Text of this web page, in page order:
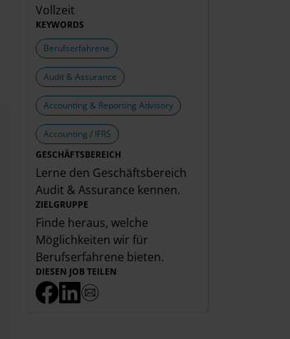
Vollzeit
KEYWORDS
Berufserfahrene
Audit & Assurance
Accounting & Reporting Advisory
Accounting / IFRS
GESCHÄFTSBEREICH
Lerne den Geschäftsbereich
Audit & Assurance kennen.
ZIELGRUPPE
Finde heraus, welche
Möglichkeiten wir für
Berufserfahrene bieten.
DIESEN JOB TEILEN